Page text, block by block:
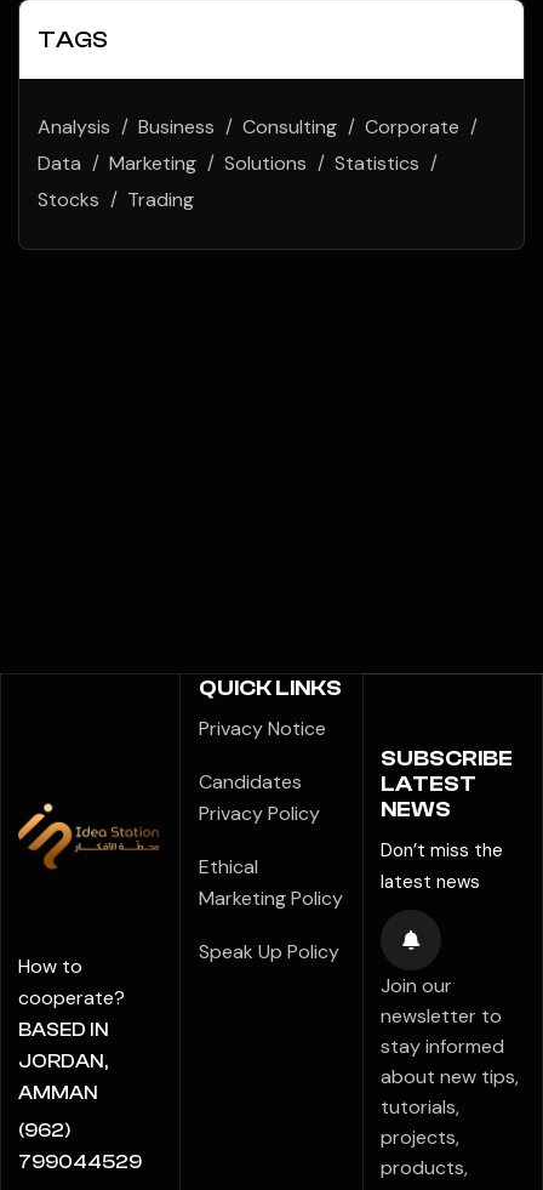
TAGS
Analysis Business Consulting
Corporate
Data
Marketing Solutions
Statistics
Stocks
Trading
How to
cooperate?
BASED IN
JORDAN,
AMMAN
(962)
799044529
QUICK LINKS
Privacy Notice
Candidates
Privacy Policy
Ethical
Marketing Policy
Speak Up Policy
SUBSCRIBE
LATEST
NEWS
Don’t miss the
latest news
Join our
newsletter to
stay informed
about new tips,
tutorials,
projects,
products,